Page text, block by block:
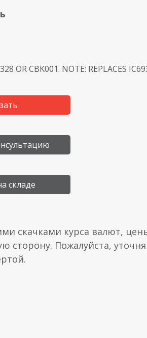
OR CBK001. NOTE: REPLACES
складе
скачками курса валют,
сторону. Пожалуйста,